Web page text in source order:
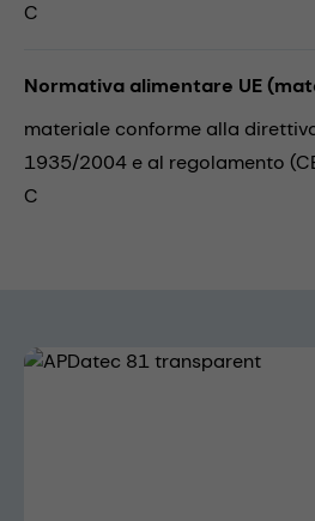
C
Normativa alimentare UE
materiale conforme alla
1935/2004 e al regolamento
C
Skip image gallery